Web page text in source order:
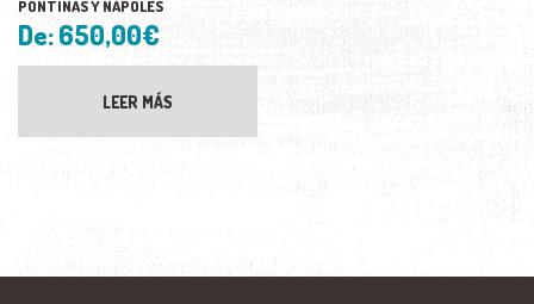
PONTINAS Y NÁPOLES
De:650,00€
LEER MÁS